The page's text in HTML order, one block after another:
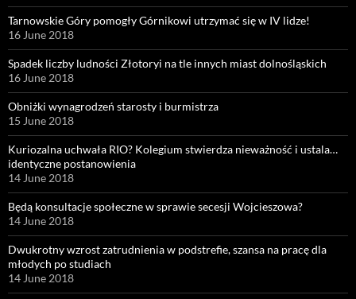
Tarnowskie Góry pomogły Górnikowi utrzymać się w IV lidze!
16 June 2018
Spadek liczby ludności Złotoryi na tle innych miast dolnośląskich
16 June 2018
Obniżki wynagrodzeń starosty i burmistrza
15 June 2018
Kuriozalna uchwała RIO? Kolegium stwierdza nieważność i ustala…
identyczne postanowienia
14 June 2018
Będą konsultacje społeczne w sprawie secesji Wojcieszowa?
14 June 2018
Dwukrotny wzrost zatrudnienia w podstrefie, szansa na pracę dla
młodych po studiach
14 June 2018